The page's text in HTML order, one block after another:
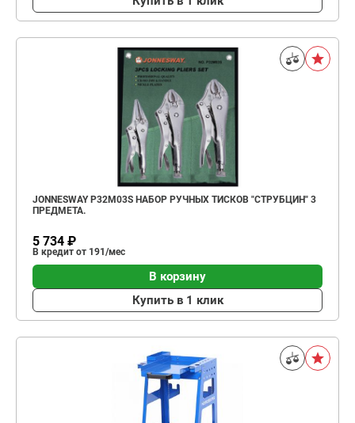
JONNESWAY P32M03S НАБОР РУЧНЫХ ТИСКОВ "СТРУБЦИН" 3
ПРЕДМЕТА.
5 734 ₽
В кредит от 191/мес
В корзину
Купить в 1 клик